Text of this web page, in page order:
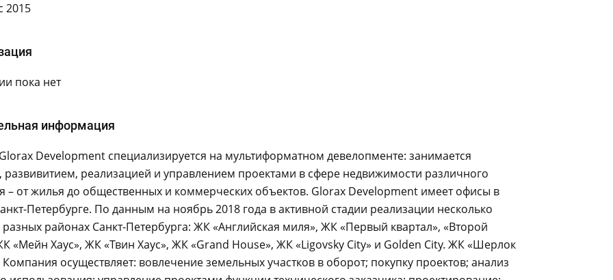
2015
пока нет
информация
Development специализируется на мультиформатном девелопменте: занимается
развивитием, реализацией и управлением проектами в сфере недвижимости различного
– от жилья до общественных и коммерческих объектов. Glorax Development имеет офисы в
Петербурге. По данным на ноябрь 2018 года в активной стадии реализации несколько
разных районах Санкт-Петербурга: ЖК «Английская миля», ЖК «Первый квартал», «Второй
«Мейн Хаус», ЖК «Твин Хаус», ЖК «Grand House», ЖК «Ligovsky City» и Golden City. ЖК «Шерлок
Компания осуществляет: вовлечение земельных участков в оборот; покупку проектов; анализ